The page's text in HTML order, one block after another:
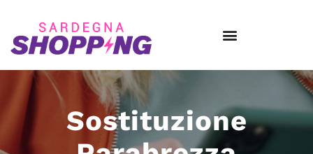
Sostituzione